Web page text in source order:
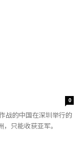
0
战的中国在深圳举行的
只能收获亚军。